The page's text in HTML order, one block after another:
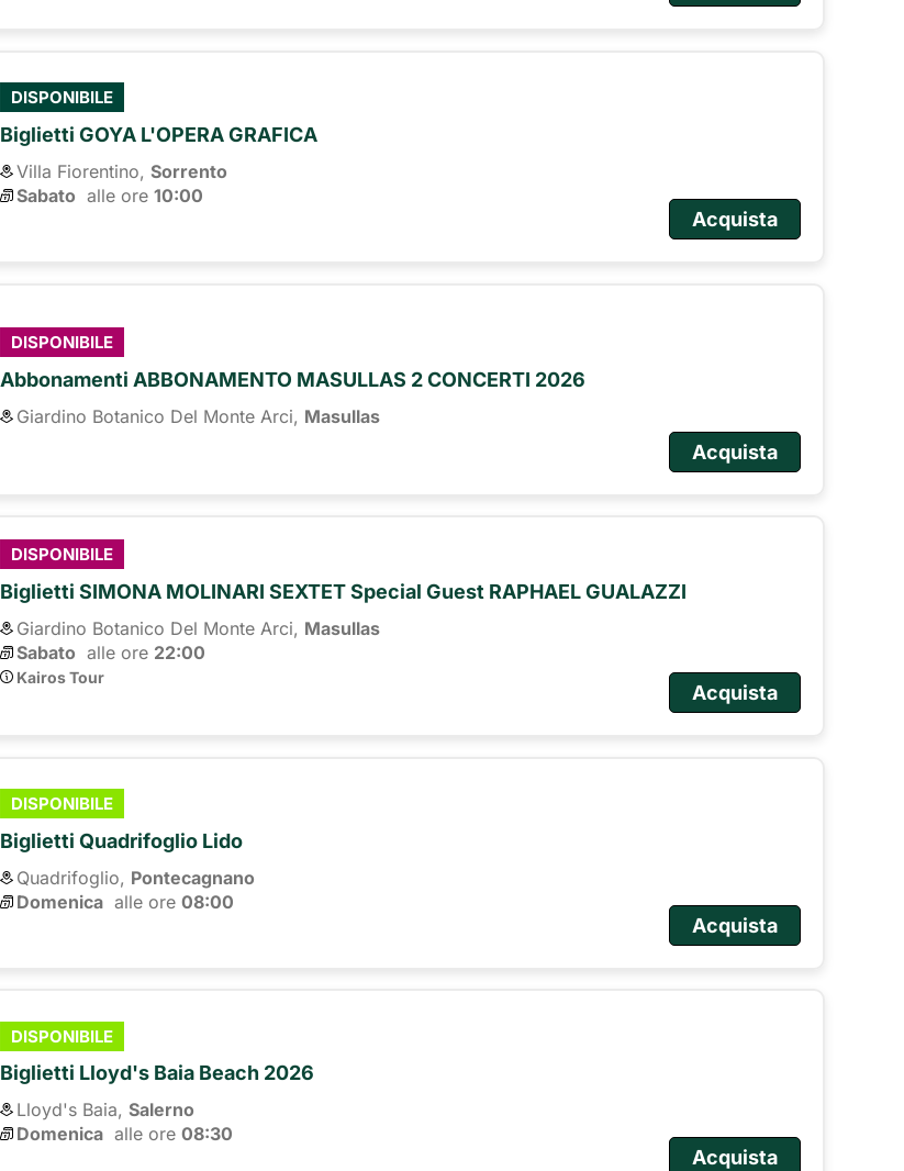
DISPONIBILE
Biglietti GOYA L'OPERA GRAFICA
Villa Fiorentino, Sorrento
Sabato alle ore 10:00
Acquista
DISPONIBILE
Abbonamenti ABBONAMENTO MASULLAS 2 CONCERTI 2026
Giardino Botanico Del Monte Arci, Masullas
Acquista
DISPONIBILE
Biglietti SIMONA MOLINARI SEXTET Special Guest RAPHAEL GUALAZZI
Giardino Botanico Del Monte Arci, Masullas
Sabato alle ore 22:00
Kairos Tour
Acquista
DISPONIBILE
Biglietti Quadrifoglio Lido
Quadrifoglio, Pontecagnano
Domenica alle ore 08:00
Acquista
DISPONIBILE
Biglietti Lloyd's Baia Beach 2026
Lloyd's Baia, Salerno
Domenica alle ore 08:30
Acquista